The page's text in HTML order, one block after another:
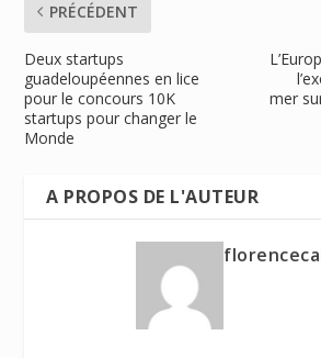
PRÉCÉDENT
Deux startups
guadeloupéennes en lice
pour le concours 10K
startups pour changer le
Monde
mer
A PROPOS DE L'AUTEUR